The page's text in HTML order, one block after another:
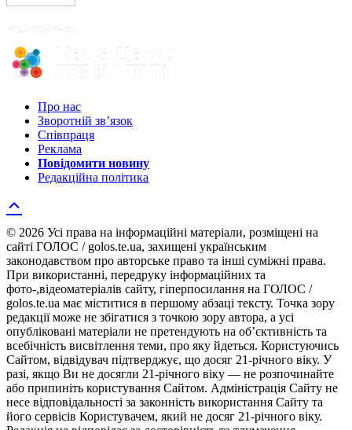
Про нас
Зворотній зв’язок
Співпраця
Реклама
Повідомити новину
Редакційна політика
© 2026 Усі права на інформаційні матеріали, розміщені на
сайті ГОЛОС / golos.te.ua, захищені українським
законодавством про авторське право та інші суміжні права.
При використанні, передруку інформаційних та
фото-,відеоматеріалів сайту, гіперпосилання на ГОЛОС /
golos.te.ua має міститися в першому абзаці тексту. Точка зору
редакції може не збігатися з точкою зору автора, а усі
опубліковані матеріали не претендують на об’єктивність та
всебічність висвітлення теми, про яку йдеться. Користуючись
Сайтом, відвідувач підтверджує, що досяг 21-річного віку. У
разі, якщо Ви не досягли 21-річного віку — не розпочинайте
або припиніть користування Сайтом. Адміністрація Сайту не
несе відповідальності за законність використання Сайту та
його сервісів Користувачем, який не досяг 21-річного віку.